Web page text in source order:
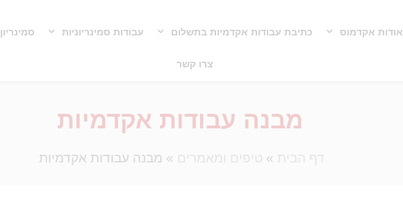
אודות אקדמוס כתיבת עבודות אקדמיות בתשלום עבודות סמינריוניות סמינריון
צרו קשר
מבנה עבודות אקדמיות
»
» מבנה עבודות אקדמיות